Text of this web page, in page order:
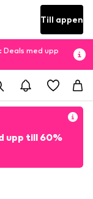
Till appen
Deals med upp
upp till 60%